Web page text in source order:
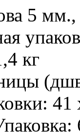
5
кг
41